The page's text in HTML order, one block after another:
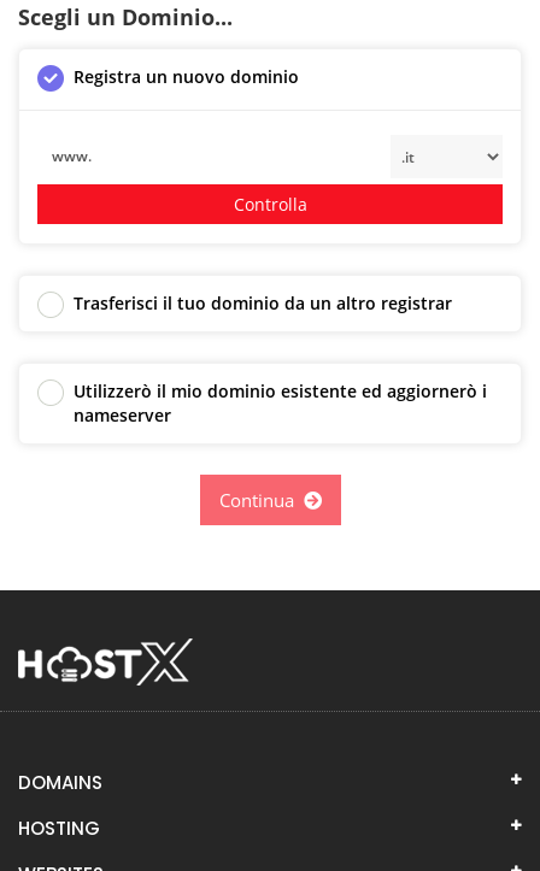
Scegli un Dominio...
Registra un nuovo dominio
www.
Controlla
Trasferisci il tuo dominio da un altro registrar
Utilizzerò il mio dominio esistente ed aggiornerò i
nameserver
DOMAINS
HOSTING